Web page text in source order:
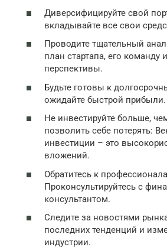
Диверсифицируйте свой
вкладывайте все свои
Проводите тщательный
план стартапа, его
перспективы.
Будьте готовы к
ожидайте быстрой прибыли.
Не инвестируйте больше,
позволить себе потерять:
инвестиции – это
вложений.
Обратитесь к
Проконсультируйтесь с
консультантом.
Следите за новостями
последних тенденций и
индустрии.